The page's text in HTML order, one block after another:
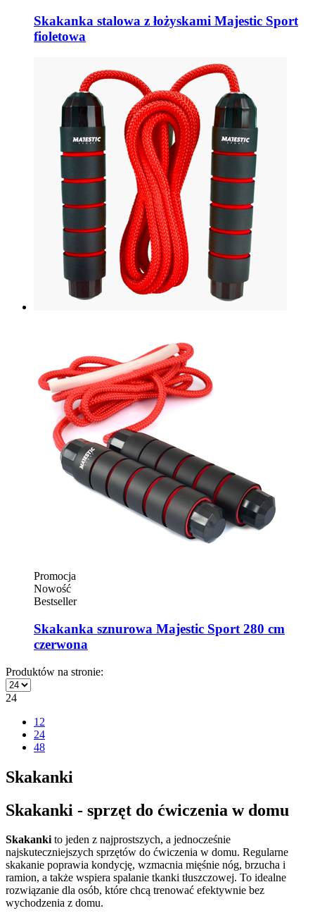
Skakanka stalowa z łożyskami Majestic Sport
fioletowa
Promocja
Nowość
Bestseller
Skakanka sznurowa Majestic Sport 280 cm
czerwona
Produktów na stronie:
24
12
24
48
Skakanki
Skakanki - sprzęt do ćwiczenia w domu
Skakankito jeden z najprostszych, a jednocześnie
najskuteczniejszych sprzętów do ćwiczenia w domu. Regularne
skakanie poprawia kondycję, wzmacnia mięśnie nóg, brzucha i
ramion, a także wspiera spalanie tkanki tłuszczowej. To idealne
rozwiązanie dla osób, które chcą trenować efektywnie bez
wychodzenia z domu.